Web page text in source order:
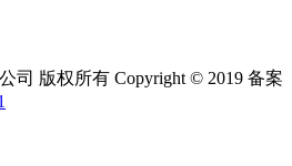
司 版权所有 Copyright © 2019 备案